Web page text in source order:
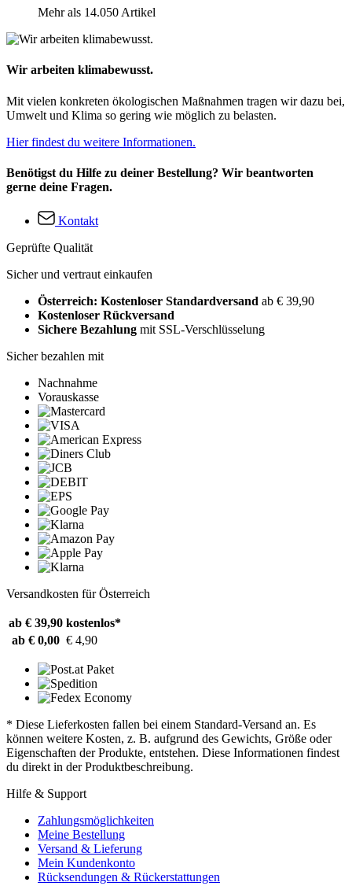
Mehr als 14.050 Artikel
Wir arbeiten klimabewusst.
Mit vielen konkreten ökologischen Maßnahmen tragen wir dazu bei,
Umwelt und Klima so gering wie möglich zu belasten.
Hier findest du weitere Informationen.
Benötigst du Hilfe zu deiner Bestellung? Wir beantworten
gerne deine Fragen.
Kontakt
Geprüfte Qualität
Sicher und vertraut einkaufen
Österreich: Kostenloser Standardversand ab € 39,90
Kostenloser Rückversand
Sichere Bezahlung mit SSL-Verschlüsselung
Sicher bezahlen mit
Nachnahme
Vorauskasse
Versandkosten für Österreich
ab € 39,90 kostenlos*
ab € 0,00 € 4,90
* Diese Lieferkosten fallen bei einem Standard-Versand an. Es
können weitere Kosten, z. B. aufgrund des Gewichts, Größe oder
Eigenschaften der Produkte, entstehen. Diese Informationen findest
du direkt in der Produktbeschreibung.
Hilfe & Support
Zahlungsmöglichkeiten
Meine Bestellung
Versand & Lieferung
Mein Kundenkonto
Rücksendungen & Rückerstattungen